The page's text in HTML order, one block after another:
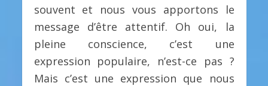
souvent et nous vous apportons le
message d’être attentif. Oh oui, la
pleine conscience, c’est une
expression populaire, n’est-ce pas ?
Mais c’est une expression que nous